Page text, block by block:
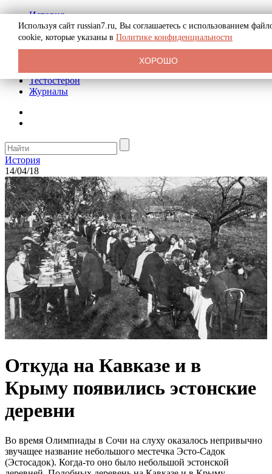
История
Биография
Криминал
Реклама на сайте
Тестостерон
Журналы
История
14/04/18
Откуда на Кавказе и в
Крыму появились эстонские
деревни
Во время Олимпиады в Сочи на слуху оказалось непривычно
звучащее название небольшого местечка Эсто-Садок
(Эстосадок). Когда-то оно было небольшой эстонской
Используя сайт russian7.ru, Вы соглашаетесь с использованием
cookie, которые указаны в Политике конфиденциальности
ХОРОШО